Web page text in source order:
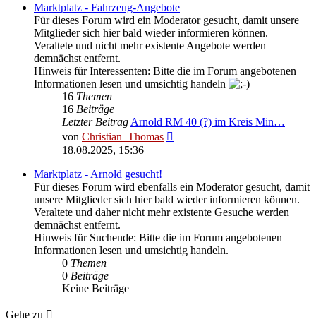
Marktplatz - Fahrzeug-Angebote
Für dieses Forum wird ein Moderator gesucht, damit unsere
Mitglieder sich hier bald wieder informieren können.
Veraltete und nicht mehr existente Angebote werden
demnächst entfernt.
Hinweis für Interessenten: Bitte die im Forum angebotenen
Informationen lesen und umsichtig handeln
16 Themen
16 Beiträge
Letzter Beitrag Arnold RM 40 (?) im Kreis Min…
von Christian_Thomas
18.08.2025, 15:36
Marktplatz - Arnold gesucht!
Für dieses Forum wird ebenfalls ein Moderator gesucht, damit
unsere Mitglieder sich hier bald wieder informieren können.
Veraltete und daher nicht mehr existente Gesuche werden
demnächst entfernt.
Hinweis für Suchende: Bitte die im Forum angebotenen
Informationen lesen und umsichtig handeln.
0 Themen
0 Beiträge
Keine Beiträge
Gehe zu